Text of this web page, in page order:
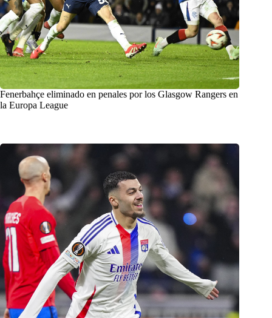
Fenerbahçe eliminado en penales por los Glasgow Rangers en
la Europa League